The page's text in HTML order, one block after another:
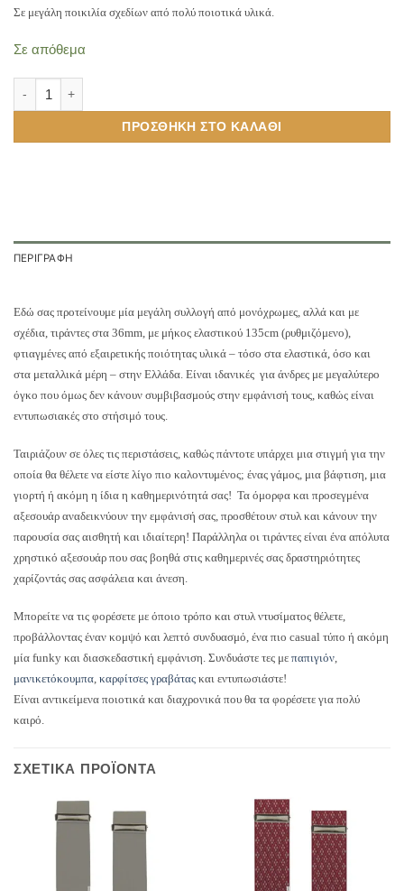
Σε μεγάλη ποικιλία σχεδίων από πολύ ποιοτικά υλικά.
Σε απόθεμα
ΠΡΟΣΘΉΚΗ ΣΤΟ ΚΑΛΆΘΙ
ΠΕΡΙΓΡΑΦΉ
Εδώ σας προτείνουμε μία μεγάλη συλλογή από μονόχρωμες, αλλά και με
σχέδια, τιράντες στα 36mm, με μήκος ελαστικού 135cm (ρυθμιζόμενο),
φτιαγμένες από εξαιρετικής ποιότητας υλικά – τόσο στα ελαστικά, όσο και
στα μεταλλικά μέρη – στην Ελλάδα. Είναι ιδανικές για άνδρες με μεγαλύτερο
όγκο που όμως δεν κάνουν συμβιβασμούς στην εμφάνισή τους, καθώς είναι
εντυπωσιακές στο στήσιμό τους.
Ταιριάζουν σε όλες τις περιστάσεις, καθώς πάντοτε υπάρχει μια στιγμή για την
οποία θα θέλετε να είστε λίγο πιο καλοντυμένος; ένας γάμος, μια βάφτιση, μια
γιορτή ή ακόμη η ίδια η καθημερινότητά σας! Τα όμορφα και προσεγμένα
αξεσουάρ αναδεικνύουν την εμφάνισή σας, προσθέτουν στυλ και κάνουν την
παρουσία σας αισθητή και ιδιαίτερη! Παράλληλα οι τιράντες είναι ένα απόλυτα
χρηστικό αξεσουάρ που σας βοηθά στις καθημερινές σας δραστηριότητες
χαρίζοντάς σας ασφάλεια και άνεση.
Μπορείτε να τις φορέσετε με όποιο τρόπο και στυλ ντυσίματος θέλετε,
προβάλλοντας έναν κομψό και λεπτό συνδυασμό, ένα πιο casual τύπο ή ακόμη
μία funky και διασκεδαστική εμφάνιση. Συνδυάστε τες με παπιγιόν
μανικετόκουμπα καρφίτσες γραβάτας και εντυπωσιάστε!
Είναι αντικείμενα ποιοτικά και διαχρονικά που θα τα φορέσετε για πολύ
καιρό.
ΣΧΕΤΙΚΆ ΠΡΟΪΌΝΤΑ